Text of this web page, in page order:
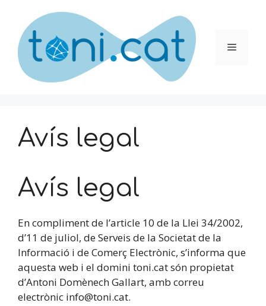
contingut
Menú
Avís legal
Avís legal
En compliment de l’article 10 de la Llei 34/2002,
d’11 de juliol, de Serveis de la Societat de la
Informació i de Comerç Electrònic, s’informa que
aquesta web i el domini toni.cat són propietat
d’Antoni Domènech Gallart, amb correu
electrònic info@toni.cat.